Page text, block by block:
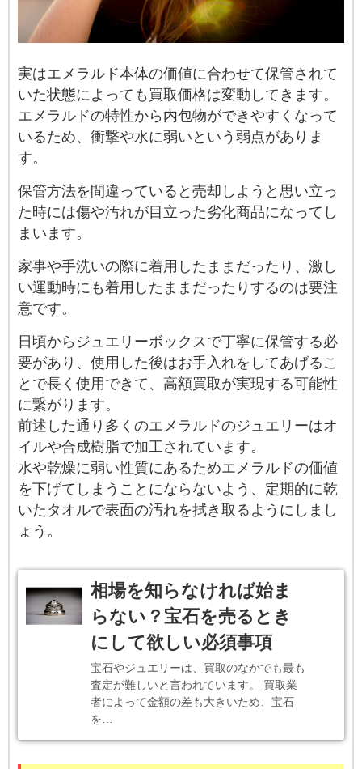
実はエメラルド本体の価値に合わせて保管されて
いた状態によっても買取価格は変動してきます。
エメラルドの特性から内包物ができやすくなって
いるため、衝撃や水に弱いという弱点がありま
す。
保管方法を間違っていると売却しようと思い立っ
た時には傷や汚れが目立った劣化商品になってし
まいます。
家事や手洗いの際に着用したままだったり、激し
い運動時にも着用したままだったりするのは要注
意です。
日頃からジュエリーボックスで丁寧に保管する必
要があり、使用した後はお手入れをしてあげるこ
とで長く使用できて、高額買取が実現する可能性
に繋がります。
前述した通り多くのエメラルドのジュエリーはオ
イルや合成樹脂で加工されています。
水や乾燥に弱い性質にあるためエメラルドの価値
を下げてしまうことにならないよう、定期的に乾
いたタオルで表面の汚れを拭き取るようにしまし
ょう。
相場を知らなければ始ま
らない？宝石を売るとき
にして欲しい必須事項
宝石やジュエリーは、買取のなかでも最も
査定が難しいと言われています。 買取業
者によって金額の差も大きいため、宝石
を…